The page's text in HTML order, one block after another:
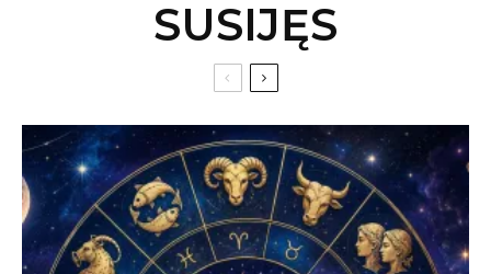
SUSIJĘS